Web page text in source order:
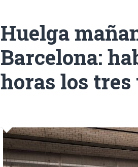
Huelga
Barcelona:
horas los